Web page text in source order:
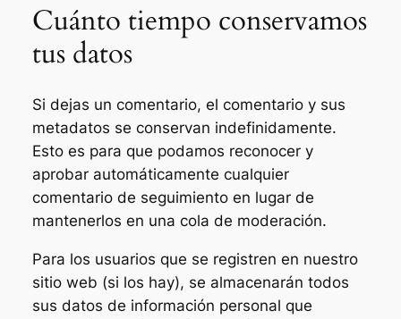
Cuánto tiempo conservamos
tus datos
Si dejas un comentario, el comentario y sus
metadatos se conservan indefinidamente.
Esto es para que podamos reconocer y
aprobar automáticamente cualquier
comentario de seguimiento en lugar de
mantenerlos en una cola de moderación.
Para los usuarios que se registren en nuestro
sitio web (si los hay), se almacenarán todos
sus datos de información personal que